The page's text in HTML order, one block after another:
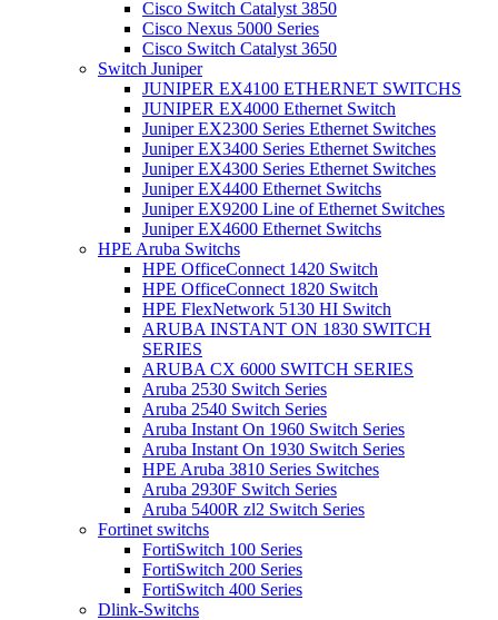
Cisco Switch Catalyst 3850
Cisco Nexus 5000 Series
Cisco Switch Catalyst 3650
Switch Juniper
JUNIPER EX4100 ETHERNET SWITCHS
JUNIPER EX4000 Ethernet Switch
Juniper EX2300 Series Ethernet Switches
Juniper EX3400 Series Ethernet Switches
Juniper EX4300 Series Ethernet Switches
Juniper EX4400 Ethernet Switchs
Juniper EX9200 Line of Ethernet Switches
Juniper EX4600 Ethernet Switchs
HPE Aruba Switchs
HPE OfficeConnect 1420 Switch
HPE OfficeConnect 1820 Switch
HPE FlexNetwork 5130 HI Switch
ARUBA INSTANT ON 1830 SWITCH
SERIES
ARUBA CX 6000 SWITCH SERIES
Aruba 2530 Switch Series
Aruba 2540 Switch Series
Aruba Instant On 1960 Switch Series
Aruba Instant On 1930 Switch Series
HPE Aruba 3810 Series Switches
Aruba 2930F Switch Series
Aruba 5400R zl2 Switch Series
Fortinet switchs
FortiSwitch 100 Series
FortiSwitch 200 Series
FortiSwitch 400 Series
Dlink-Switchs